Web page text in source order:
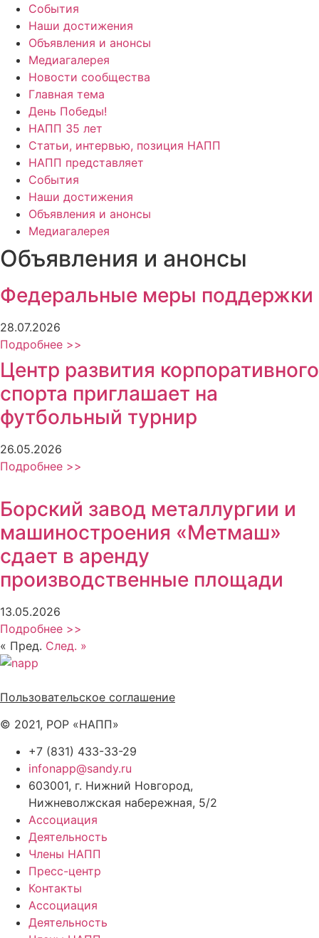
События
Наши достижения
Объявления и анонсы
Медиагалерея
Новости сообщества
Главная тема
День Победы!
НАПП 35 лет
Статьи, интервью, позиция НАПП
НАПП представляет
События
Наши достижения
Объявления и анонсы
Медиагалерея
Объявления и анонсы
Федеральные меры поддержки
28.07.2026
Подробнее >>
Центр развития корпоративного
спорта приглашает на
футбольный турнир
26.05.2026
Подробнее >>
Борский завод металлургии и
машиностроения «Метмаш»
сдает в аренду
производственные площади
13.05.2026
Подробнее >>
« Пред. След. »
Пользовательское соглашение
© 2021, РОР «НАПП»
+7 (831) 433-33-29
infonapp@sandy.ru
603001, г. Нижний Новгород,
Нижневолжская набережная, 5/2
Ассоциация
Деятельность
Члены НАПП
Пресс-центр
Контакты
Ассоциация
Деятельность